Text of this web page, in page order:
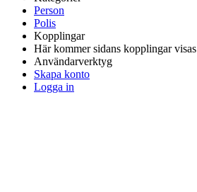
Person
Polis
Kopplingar
Här kommer sidans kopplingar visas
Användarverktyg
Skapa konto
Logga in